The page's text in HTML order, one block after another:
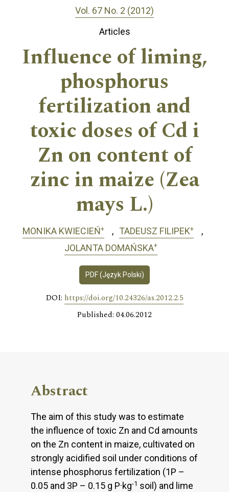
Vol. 67 No. 2 (2012)
Articles
Influence of liming,
phosphorus
fertilization and
toxic doses of Cd i
Zn on content of
zinc in maize (Zea
mays L.)
MONIKA KWIECIEŃ+ TADEUSZ FILIPEK+
JOLANTA DOMAŃSKA+
PDF (Język Polski)
DOI: https://doi.org/10.24326/as.2012.2.5
Published: 04.06.2012
Abstract
The aim of this study was to estimate
the influence of toxic Zn and Cd amounts
on the Zn content in maize, cultivated on
strongly acidified soil under conditions of
intense phosphorus fertilization (1P –
0.05 and 3P – 0.15 g P·kg-1 soil) and lime